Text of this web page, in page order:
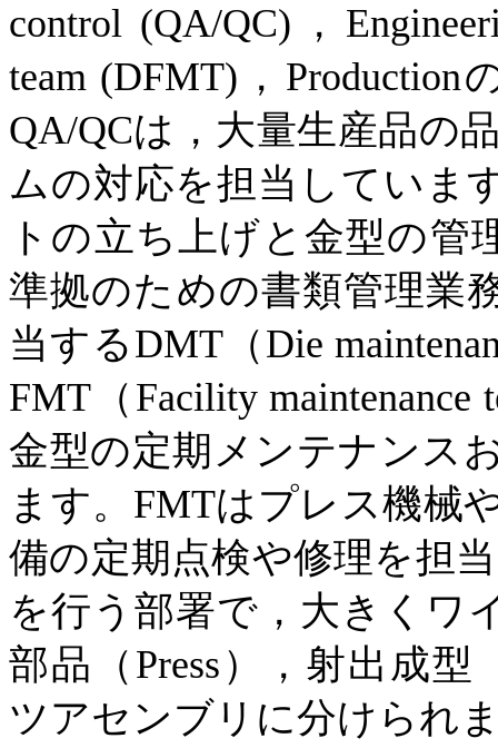
control (QA/QC) ，
team (DFMT) ， Production
QA/QCは，大量生産品の
ムの対応を担当していま
トの立ち上げと金型の管
準拠のための書類管理業
当するDMT（Die
FMT （ Facility maintenance
金型の定期メンテナンス
ます。 FMTはプレス機械
備の定期点検や修理を担
を行う部署で，大きくワ
部品（ Press ），射出成型
ツアセンブリに分けられ